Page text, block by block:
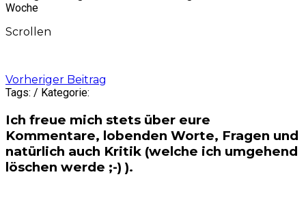
Woche
Scrollen
Post
navigation
Vorheriger Beitrag
Tags: / Kategorie:
Ich freue mich stets über eure
Kommentare, lobenden Worte, Fragen und
natürlich auch Kritik (welche ich umgehend
löschen werde ;-) ).